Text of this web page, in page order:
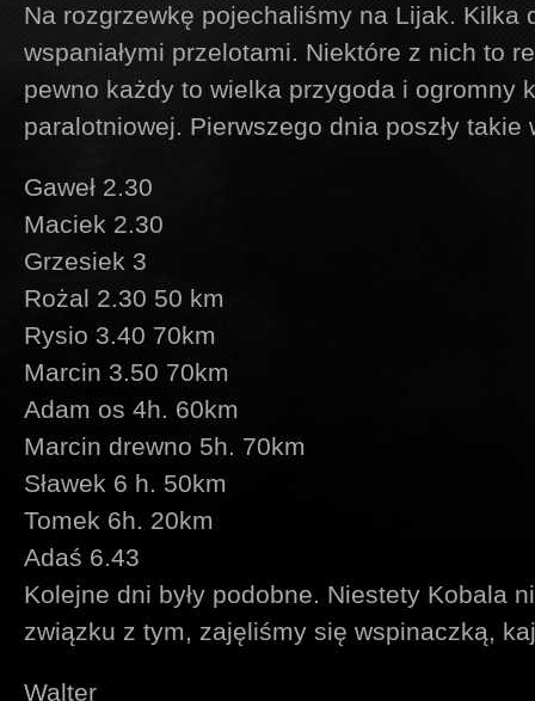
Na rozgrzewkę pojechaliśmy na Lijak. Kilka
wspaniałymi przelotami. Niektóre z nich to
pewno każdy to wielka przygoda i ogromny
paralotniowej. Pierwszego dnia poszły
Gaweł 2.30
Maciek 2.30
Grzesiek 3
Rożal 2.30 50 km
Rysio 3.40 70km
Marcin 3.50 70km
Adam os 4h. 60km
Marcin drewno 5h. 70km
Sławek 6 h. 50km
Tomek 6h. 20km
Adaś 6.43
Kolejne dni były podobne. Niestety Kobala
związku z tym, zajęliśmy się wspinaczką,
Walter